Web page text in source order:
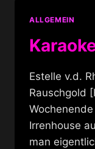
ALLGEMEIN
Estelle v.d.
Rauschgold
Irrenhouse
man